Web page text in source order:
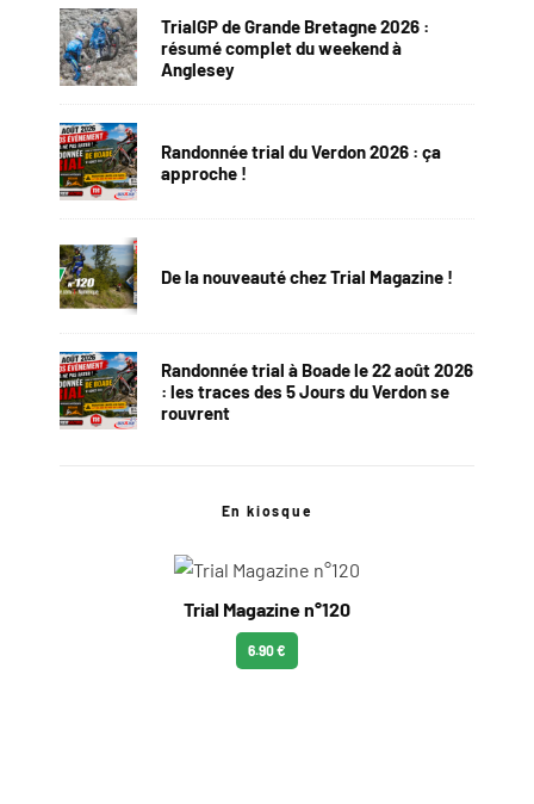
TrialGP de Grande Bretagne 2026 :
résumé complet du weekend à
Anglesey
Randonnée trial du Verdon 2026 : ça
approche !
De la nouveauté chez Trial Magazine !
Randonnée trial à Boade le 22 août 2026
: les traces des 5 Jours du Verdon se
rouvrent
En kiosque
Trial Magazine n°120
6.90 €